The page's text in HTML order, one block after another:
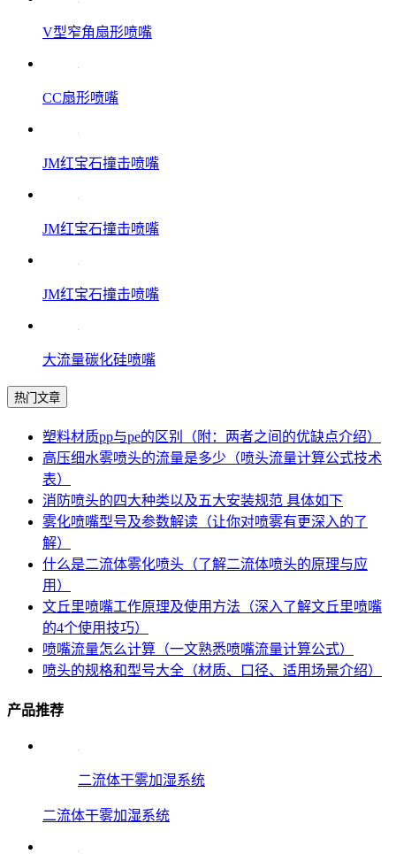
V型窄角扇形喷嘴
CC扇形喷嘴
JM红宝石撞击喷嘴
JM红宝石撞击喷嘴
JM红宝石撞击喷嘴
大流量碳化硅喷嘴
热门文章
塑料材质pp与pe的区别（附：两者之间的优缺点介绍）
高压细水雾喷头的流量是多少（喷头流量计算公式技术
表）
消防喷头的四大种类以及五大安装规范 具体如下
雾化喷嘴型号及参数解读（让你对喷雾有更深入的了
解）
什么是二流体雾化喷头（了解二流体喷头的原理与应
用）
文丘里喷嘴工作原理及使用方法（深入了解文丘里喷嘴
的4个使用技巧）
喷嘴流量怎么计算（一文熟悉喷嘴流量计算公式）
喷头的规格和型号大全（材质、口径、适用场景介绍）
产品推荐
二流体干雾加湿系统
二流体干雾加湿系统